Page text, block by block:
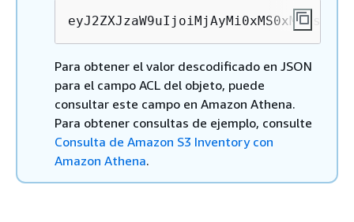
Para obtener el valor descodificado en JSON
para el campo ACL del objeto, puede
consultar este campo en Amazon Athena.
Para obtener consultas de ejemplo, consulte
Consulta de Amazon S3 Inventory con
Amazon Athena.